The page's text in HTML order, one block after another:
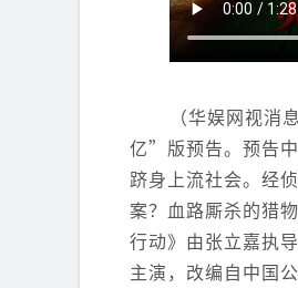
（华娱网视
亿”版预告。预告
跻身上流社会。经
案？血路厮杀的猎
行动》由张立嘉执
主演，改编自中国